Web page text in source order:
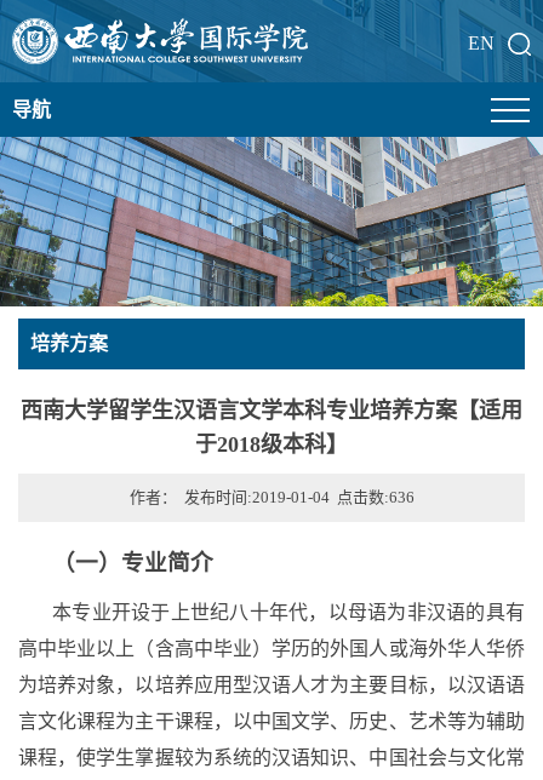
EN
导航
培养方案
西南大学留学生汉语言文学本科专业培养方案【适用
于2018级本科】
作者： 发布时间:2019-01-04 点击数:636
（一）专业简介
本专业开设于上世纪八十年代，以母语为非汉语的具有
高中毕业以上（含高中毕业）学历的外国人或海外华人华侨
为培养对象，以培养应用型汉语人才为主要目标，以汉语语
言文化课程为主干课程，以中国文学、历史、艺术等为辅助
课程，使学生掌握较为系统的汉语知识、中国社会与文化常